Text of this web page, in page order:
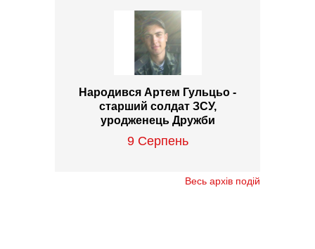
Народився Артем Гульцьо -
старший солдат ЗСУ,
уродженець Дружби
9 Серпень
Весь архів подій